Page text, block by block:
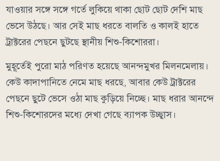
যাওয়ার সঙ্গে সঙ্গে গর্তে লুকিয়ে থাকা ছোট ছোট দেশি মাছ
ভেসে উঠছে। আর সেই মাছ ধরতে বালতি ও কালই হাতে
ট্রাক্টরের পেছনে ছুটছে স্থানীয় শিশু-কিশোররা।
মুহূর্তেই পুরো মাঠ পরিণত হয়েছে আনন্দমুখর মিলনমেলায়।
কেউ কাদাপানিতে নেমে মাছ ধরছে, আবার কেউ ট্রাক্টরের
পেছনে ছুটে ভেসে ওঠা মাছ কুড়িয়ে নিচ্ছে। মাছ ধরার আনন্দে
শিশু-কিশোরদের মধ্যে দেখা গেছে ব্যাপক উচ্ছ্বাস।